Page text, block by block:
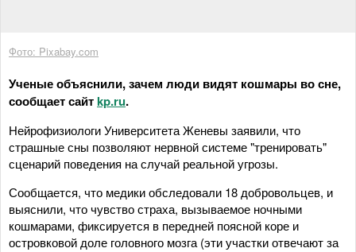
Фото: Pixabay.com
Ученые объяснили, зачем люди видят кошмары во сне,
сообщает сайтkp.ru.
Нейрофизиологи Университета Женевы заявили, что
страшные сны позволяют нервной системе "тренировать"
сценарий поведения на случай реальной угрозы.
Сообщается, что медики обследовали 18 добровольцев, и
выяснили, что чувство страха, вызываемое ночными
кошмарами, фиксируется в передней поясной коре и
островковой доле головного мозга (эти участки отвечают за